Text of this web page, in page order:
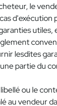
le
d'exécution
utiles,
lesdites
partie du
ou le
au vendeur